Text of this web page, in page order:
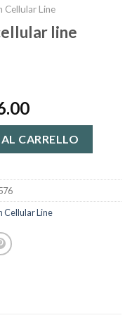
Cellular Line
line
CARRELLO
Cellular Line